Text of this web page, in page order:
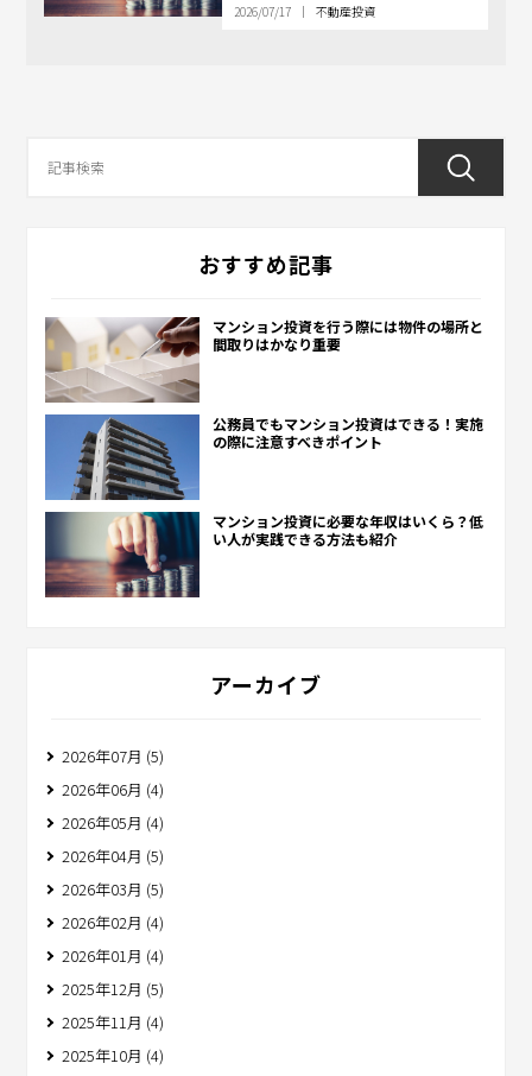
2026/07/17 不動産投資
おすすめ記事
マンション投資を行う際には物件の場所と
間取りはかなり重要
公務員でもマンション投資はできる！実施
の際に注意すべきポイント
マンション投資に必要な年収はいくら？低
い人が実践できる方法も紹介
アーカイブ
2026年07月 (5)
2026年06月 (4)
2026年05月 (4)
2026年04月 (5)
2026年03月 (5)
2026年02月 (4)
2026年01月 (4)
2025年12月 (5)
2025年11月 (4)
2025年10月 (4)